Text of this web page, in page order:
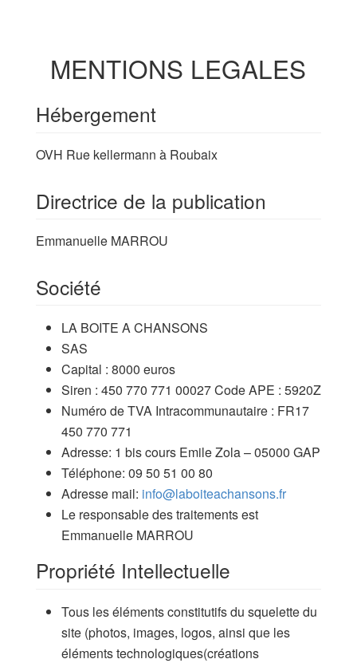
MENTIONS LEGALES
Hébergement
OVH Rue kellermann à Roubaix
Directrice de la publication
Emmanuelle MARROU
Société
LA BOITE A CHANSONS
SAS
Capital : 8000 euros
Siren : 450 770 771 00027 Code APE : 5920Z
Numéro de TVA Intracommunautaire : FR17
450 770 771
Adresse: 1 bis cours Emile Zola – 05000 GAP
Téléphone: 09 50 51 00 80
Adresse mail: info@laboiteachansons.fr
Le responsable des traitements est
Emmanuelle MARROU
Propriété Intellectuelle
Tous les éléments constitutifs du squelette du
site (photos, images, logos, ainsi que les
éléments technologiques(créations